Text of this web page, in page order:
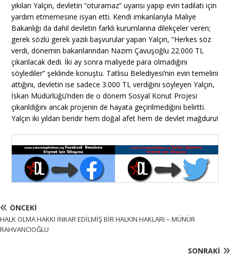
yıkılan Yalçın, devletin “oturamaz” uyarısı yapıp evin tadilatı için
yardım etmemesine isyan etti. Kendi imkanlarıyla Maliye
Bakanlığı da dahil devletin farklı kurumlarına dilekçeler veren;
gerek sözlü gerek yazılı başvurular yapan Yalçın, “Herkes söz
verdi, dönemin bakanlarından Nazım Çavuşoğlu 22.000 TL
çıkarılacak dedi. İki ay sonra maliyede para olmadığını
söylediler” şeklinde konuştu. Tatlısu Belediyesi’nin evin temelini
attığını, devletin ise sadece 3.000 TL verdiğini söyleyen Yalçın,
İskan Müdürlüğü’nden de o dönem Sosyal Konut Projesi
çıkarıldığını ancak projenin de hayata geçirilmediğini belirtti.
Yalçın iki yıldan beridir hem doğal afet hem de devlet mağduru!
ÖNCEKI
HALK OLMA HAKKI İNKAR EDİLMİŞ BİR HALKIN HAKLARI – MÜNÜR
RAHVANCIOĞLU
SONRAKI